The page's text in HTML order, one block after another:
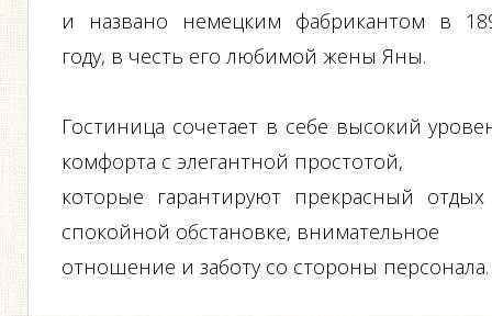
и названо немецким фабрикантом в
году, в честь его любимой жены Яны.
Гостиница сочетает в себе высокий
комфорта с элегантной простотой,
которые гарантируют прекрасный
спокойной обстановке, внимательное
отношение и заботу со стороны персонала.